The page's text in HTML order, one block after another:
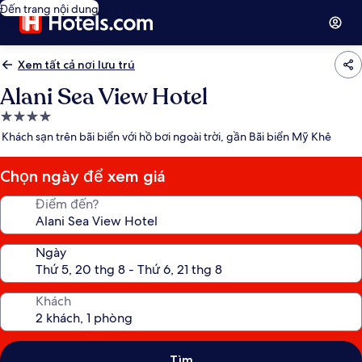
Đến trang nội dung
Xem tất cả nơi lưu trú
Alani Sea View Hotel
Nơi
lưu
4.0
sao
Khách sạn trên bãi biển với hồ bơi ngoài trời, gần Bãi biển Mỹ Khê
Chọn ngày để xem giá
Điểm đến?
Ngày
Khách